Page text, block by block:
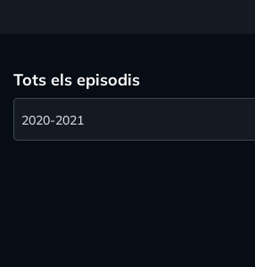
Tots els episodis